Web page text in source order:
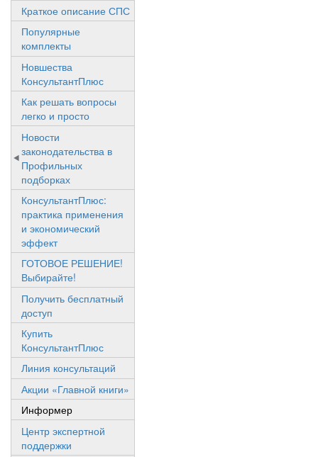
Краткое описание СПС
Популярные
комплекты
Новшества
КонсультантПлюс
Как решать вопросы
легко и просто
Новости
законодательства в
Профильных
подборках
КонсультантПлюс:
практика применения
и экономический
эффект
ГОТОВОЕ РЕШЕНИЕ!
Выбирайте!
Получить бесплатный
доступ
Купить
КонсультантПлюс
Линия консультаций
Акции «Главной книги»
Информер
Центр экспертной
поддержки